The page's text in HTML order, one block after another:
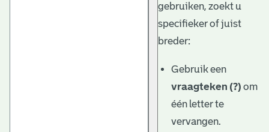
gebruiken, zoekt u
specifieker of juist
breder:
Gebruik een
vraagteken (?) om
één letter te
vervangen.